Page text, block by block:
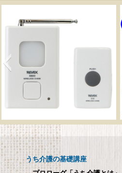
タンスのゲン 介護用ベ
ッドテーブル キャスタ
ー付き 伸縮式 高さ調節
可能 Licht リヒト
うち介護の基礎講座